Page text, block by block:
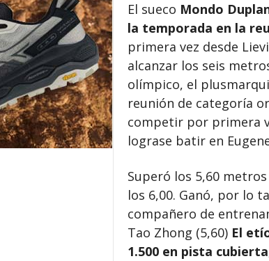
El sueco Mondo
la temporada en la
primera vez desde
alcanzar los seis
olímpico, el
reunión de categoría
competir por primera
lograse batir en
Superó los 5,60
los 6,00. Ganó, por lo
compañero de
Tao Zhong (5,60) El
1.500 en pista cubierta